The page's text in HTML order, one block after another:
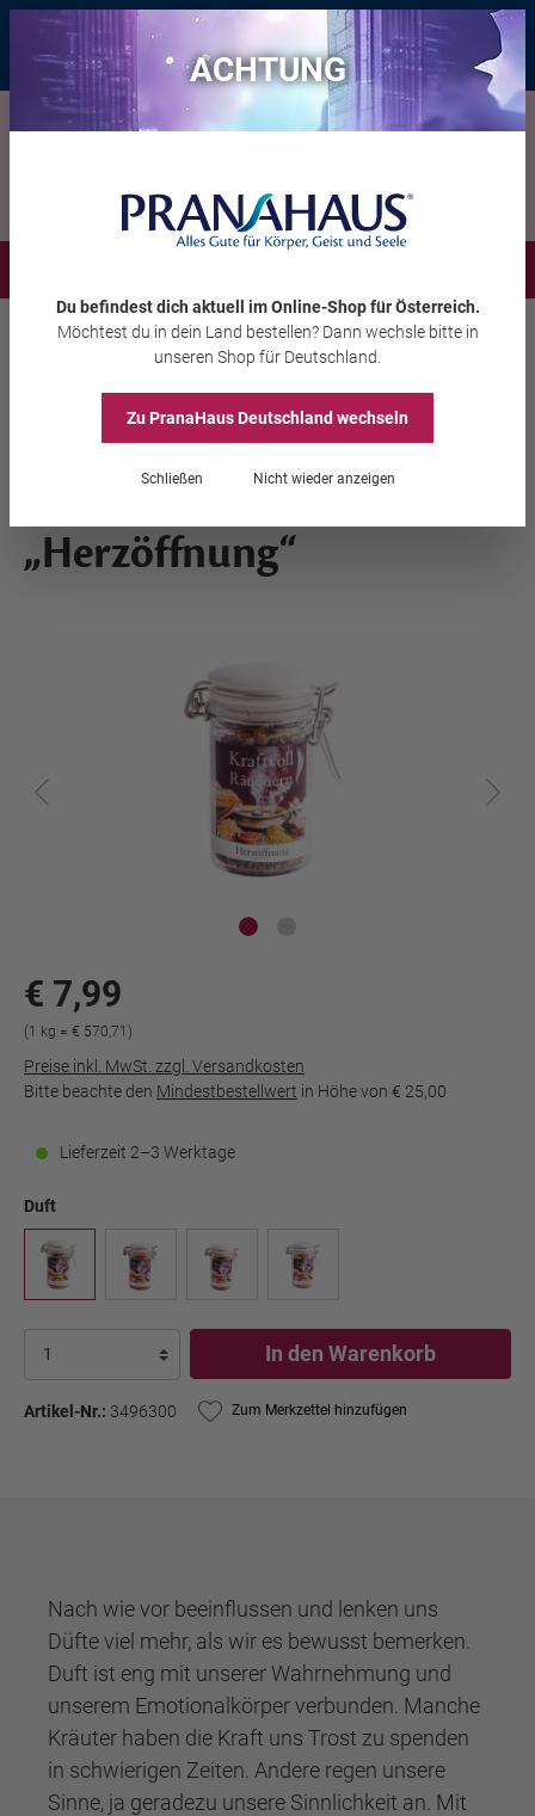
Bis zu 20 € Rabatt* mit dem Vorteils-Codeeintauchen , gültig bis
11.08.2026
Räuchern Räucherwerk
Räuchermischung
„Herzöffnung“
€ 7,99
(1 kg = € 570,71)
Preise inkl. MwSt. zzgl. Versandkosten
Bitte beachte den Mindestbestellwert in Höhe von € 25,00
Lieferzeit 2–3 Werktage
Duft
In den Warenkorb
Artikel-Nr.: 3496300 Zum Merkzettel hinzufügen
Nach wie vor beeinflussen und lenken uns
Düfte viel mehr, als wir es bewusst bemerken.
Duft ist eng mit unserer Wahrnehmung und
unserem Emotionalkörper verbunden. Manche
Kräuter haben die Kraft uns Trost zu spenden
in schwierigen Zeiten. Andere regen unsere
Sinne, ja geradezu unsere Sinnlichkeit an. Mit
ACHTUNG
Du befindest dich aktuell im Online-Shopfür Österreich.
Möchtest du in dein Land bestellen? Dann wechsle bitte in
unseren Shop für Deutschland
Zu PranaHausDeutschland wechseln
Schließen Nicht wieder anzeigen